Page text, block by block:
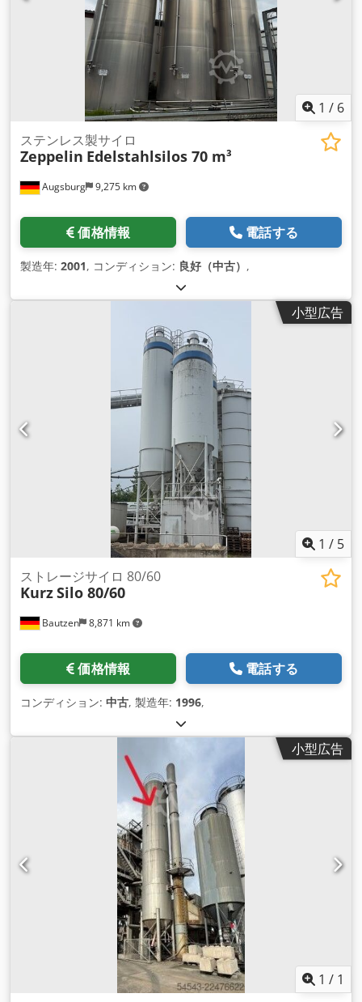
1 / 6
Augsburg 9,275 km
ステンレス製サイロ
Zeppelin Edelstahlsilos 70 m³
価格情報 電話する
製造年: 2001, コンディション: 良好（中古） ,
小型広告
1 / 5
Bautzen 8,871 km
ストレージサイロ 80/60
KurzSilo 80/60
価格情報 電話する
コンディション: 中古, 製造年: 1996,
小型広告
1 / 1